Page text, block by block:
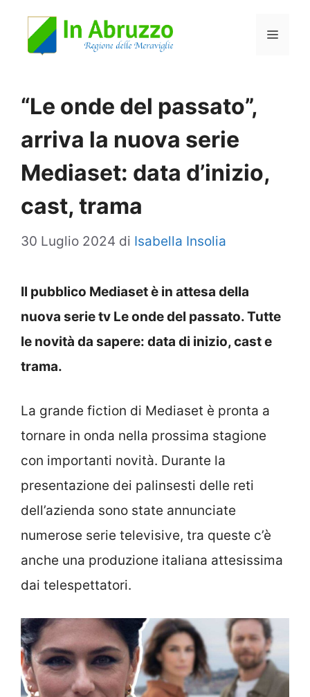
Menu
“Le onde del passato”,
arriva la nuova serie
Mediaset: data d’inizio,
cast, trama
30 Luglio 2024 di Isabella Insolia
Il pubblico Mediaset è in attesa della
nuova serie tv Le onde del passato. Tutte
le novità da sapere: data di inizio, cast e
trama.
La grande fiction di Mediaset è pronta a
tornare in onda nella prossima stagione
con importanti novità. Durante la
presentazione dei palinsesti delle reti
dell’azienda sono state annunciate
numerose serie televisive, tra queste c’è
anche una produzione italiana attesissima
dai telespettatori.